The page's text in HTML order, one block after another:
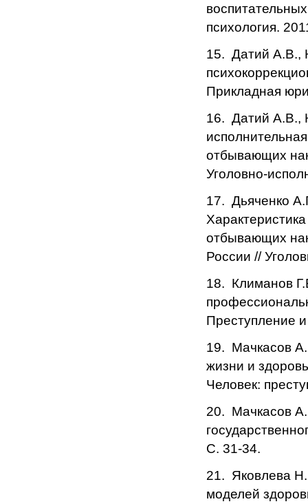
психология.
15. Датий А.В.,
Прикладная
16. Датий А.В.,
отбывающих
Уголовно-
17. Дьяченко
отбывающих
России //
18. Климанов
Преступление
19. Мачкасов
жизни и
Человек:
20. Мачкасов
С. 31-34.
21. Яковлева
моделей